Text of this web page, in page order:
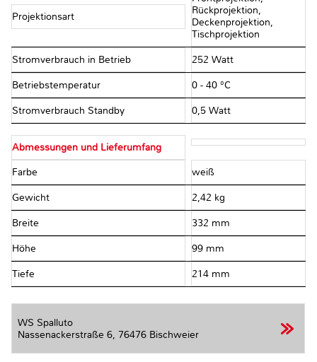
Projektionsart
Rückprojektion,
Deckenprojektion,
Tischprojektion
Stromverbrauch in Betrieb 252 Watt
Betriebstemperatur 0 - 40 °C
Stromverbrauch Standby 0,5 Watt
Abmessungen und Lieferumfang
Farbe weiß
Gewicht 2,42 kg
Breite 332 mm
Höhe 99 mm
Tiefe 214 mm
WS Spalluto
Nassenackerstraße 6, 76476 Bischweier